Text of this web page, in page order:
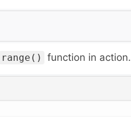
range() function in action.